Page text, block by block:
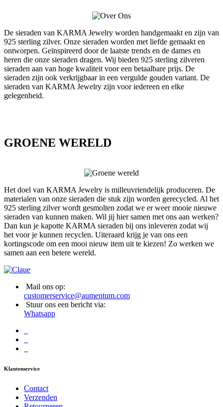
De sieraden van KARMA Jewelry worden handgemaakt en zijn van
925 sterling zilver. Onze sieraden worden met liefde gemaakt en
ontworpen. Geïnspireerd door de laatste trends en de dames en
heren die onze sieraden dragen. Wij bieden 925 sterling zilveren
sieraden aan van hoge kwaliteit voor een betaalbare prijs. De
sieraden zijn ook verkrijgbaar in een vergulde gouden variant. De
sieraden van KARMA Jewelry zijn voor iedereen en elke
gelegenheid.
GROENE WERELD
Het doel van KARMA Jewelry is milleuvriendelijk produceren. De
materialen van onze sieraden die stuk zijn worden gerecycled. Al het
925 sterling zilver wordt gesmolten zodat we er weer mooie nieuwe
sieraden van kunnen maken. Wil jij hier samen met ons aan werken?
Dan kun je kapotte KARMA sieraden bij ons inleveren zodat wij
het voor je kunnen recyclen. Uiteraard krijg je van ons een
kortingscode om een mooi nieuw item uit te kiezen! Zo werken we
samen aan een betere wereld.
Mail ons op:
customerservice@aumentum.com
Stuur ons een bericht via:
Whatsapp
Klantenservice
Contact
Verzenden